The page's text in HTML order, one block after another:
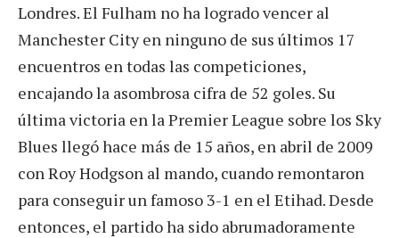
Londres. El Fulham no ha logrado vencer al
Manchester City en ninguno de sus últimos 17
encuentros en todas las competiciones,
encajando la asombrosa cifra de 52 goles. Su
última victoria en la Premier League sobre los Sky
Blues llegó hace más de 15 años, en abril de 2009
con Roy Hodgson al mando, cuando remontaron
para conseguir un famoso 3-1 en el Etihad. Desde
entonces, el partido ha sido abrumadoramente